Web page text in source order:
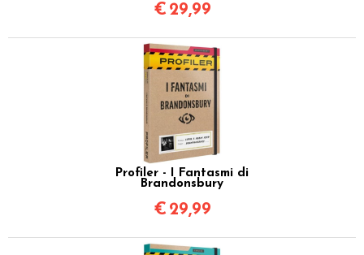
€ 29,99
Profiler - I Fantasmi di
Brandonsbury
€ 29,99